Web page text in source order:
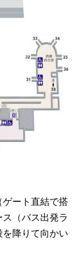
ート直結で搭
（バス出発ラ
降りて向かい